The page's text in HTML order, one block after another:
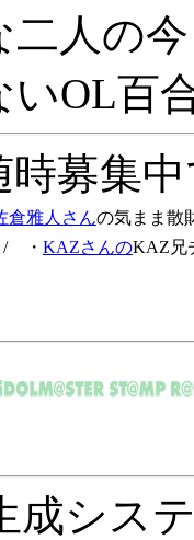
二人の
いOL百
募集
倉雅人さんの気まま散
/ ・ KAZさんのKAZ兄
成シス